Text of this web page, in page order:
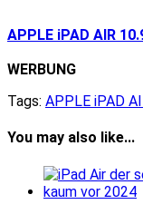
APPLE iPAD AIR
WERBUNG
Tags: APPLE iPAD
You may also like...